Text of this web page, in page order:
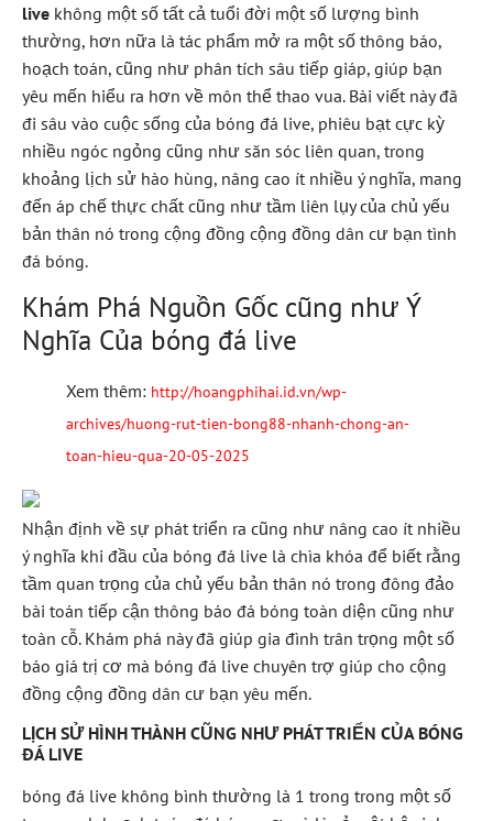
live không một số tất cả tuổi đời một số lượng bình
thường, hơn nữa là tác phẩm mở ra một số thông báo,
hoạch toán, cũng như phân tích sâu tiếp giáp, giúp bạn
yêu mến hiểu ra hơn về môn thể thao vua. Bài viết này đã
đi sâu vào cuộc sống của bóng đá live, phiêu bạt cực kỳ
nhiều ngóc ngỏng cũng như săn sóc liên quan, trong
khoảng lịch sử hào hùng, nâng cao ít nhiều ý nghĩa, mang
đến áp chế thực chất cũng như tầm liên lụy của chủ yếu
bản thân nó trong cộng đồng cộng đồng dân cư bạn tình
đá bóng.
Khám Phá Nguồn Gốc cũng như Ý
Nghĩa Của bóng đá live
Xem thêm: http://hoangphihai.id.vn/wp-
archives/huong-rut-tien-bong88-nhanh-chong-an-
toan-hieu-qua-20-05-2025
Nhận định về sự phát triển ra cũng như nâng cao ít nhiều
ý nghĩa khi đầu của bóng đá live là chìa khóa để biết rằng
tầm quan trọng của chủ yếu bản thân nó trong đông đảo
bài toán tiếp cận thông báo đá bóng toàn diện cũng như
toàn cỗ. Khám phá này đã giúp gia đình trân trọng một số
báo giá trị cơ mà bóng đá live chuyên trợ giúp cho cộng
đồng cộng đồng dân cư bạn yêu mến.
LỊCH SỬ HÌNH THÀNH CŨNG NHƯ PHÁT TRIỂN CỦA BÓNG
ĐÁ LIVE
bóng đá live không bình thường là 1 trong trong một số